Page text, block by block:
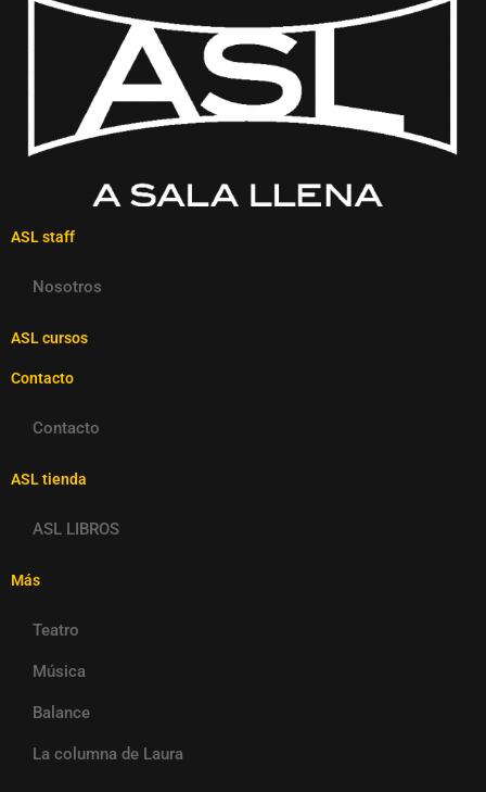
ASL staff
Nosotros
ASL cursos
Contacto
Contacto
ASL tienda
ASL LIBROS
Más
Teatro
Música
Balance
La columna de Laura